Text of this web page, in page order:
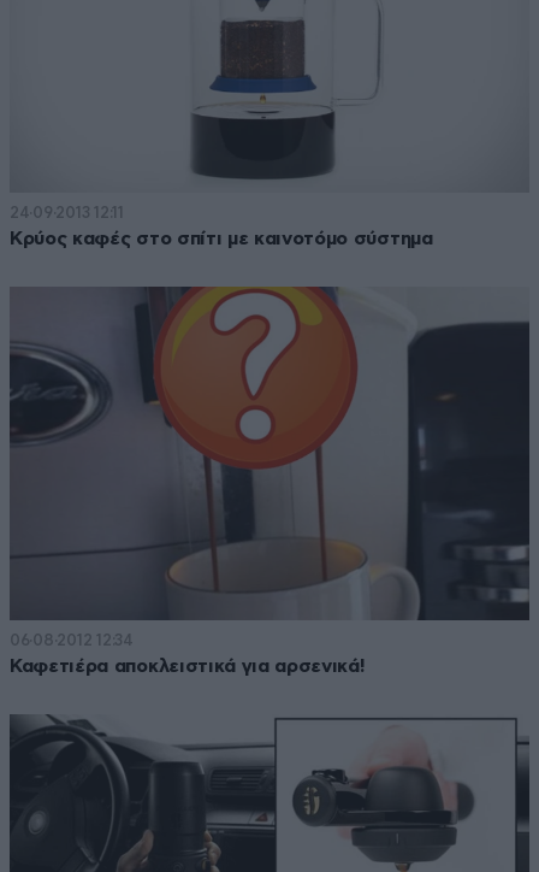
24·09·2013 12:11
Κρύος καφές στο σπίτι με καινοτόμο σύστημα
06·08·2012 12:34
Καφετιέρα αποκλειστικά για αρσενικά!